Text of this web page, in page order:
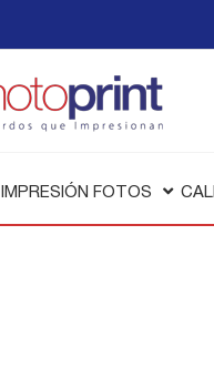
IMPRESIÓN FOTOS